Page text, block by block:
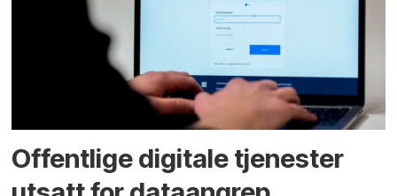
Offentlige digitale tjenester